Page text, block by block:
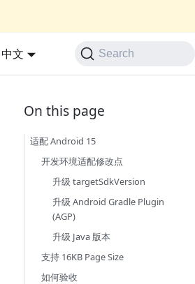
中文 Search
适配 Android 15
开发环境适配修改点
升级 targetSdkVersion
升级 Android Gradle Plugin
(AGP)
升级 Java 版本
支持 16KB Page Size
如何验收